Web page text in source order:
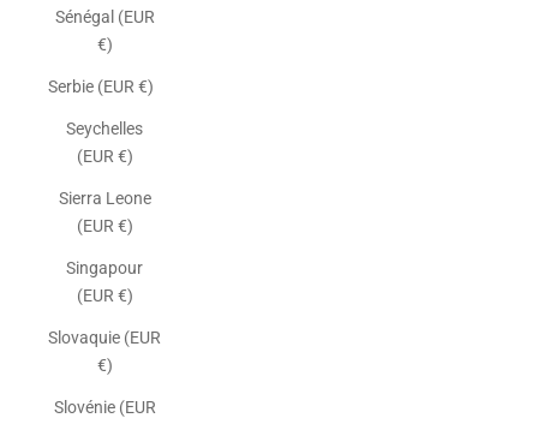
Sénégal (EUR
€)
Serbie (EUR €)
Seychelles
(EUR €)
Sierra Leone
(EUR €)
Singapour
(EUR €)
Slovaquie (EUR
€)
Slovénie (EUR